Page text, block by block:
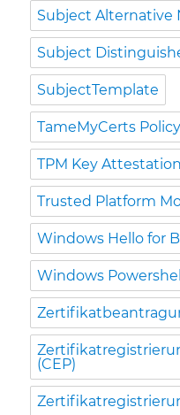
Subject Alternative
Subject
SubjectTemplate
TameMyCerts
TPM Key Attestation
Trusted Platform
Windows Hello for
Windows Powershell
(CEP)